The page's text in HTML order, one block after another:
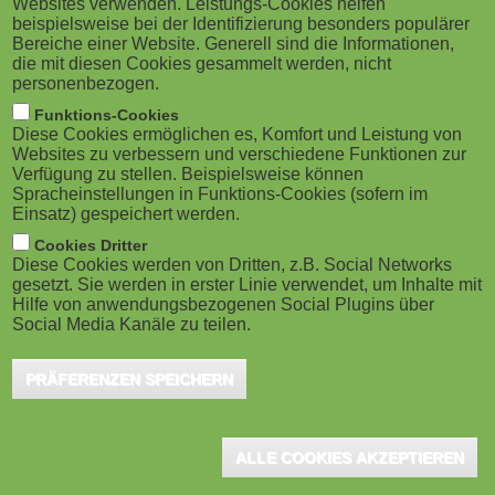
M
o
b
i
l
e
)
g
a
o
n
Potsdam, September 2025 - Die German
University of Digital Science (German UDS),
Deutschlands erste vollständig digitale,
staatlich anerkannte Universität, öffnet ab sofort die
Anmeldung für ihre neuen Micro-Degree Programme.
Interessierte können sich bis zum 1. Oktober 2025
einschreiben.
Die Micro-Degrees sind kompakte, praxisnahe
Studienprogramme, die flexibel neben Beruf und Familie
organisiert und schließen mit einem international anerkannten
nach Programm – auf weiterführende Studiengänge wie MBA
oder Master angerechnet werden.
Websites verwenden. Leistungs-Cookies helfen
beispielsweise bei der Identifizierung besonders populärer
Bereiche einer Website. Generell sind die Informationen,
die mit diesen Cookies gesammelt werden, nicht
personenbezogen.
Funktions-Cookies
Diese Cookies ermöglichen es, Komfort und Leistung von
Websites zu verbessern und verschiedene Funktionen zur
Verfügung zu stellen. Beispielsweise können
Spracheinstellungen in Funktions-Cookies (sofern im
Einsatz) gespeichert werden.
Cookies Dritter
Diese Cookies werden von Dritten, z.B. Social Networks
gesetzt. Sie werden in erster Linie verwendet, um Inhalte mit
Hilfe von anwendungsbezogenen Social Plugins über
Social Media Kanäle zu teilen.
PRÄFERENZEN SPEICHERN
ALLE COOKIES AKZEPTIEREN